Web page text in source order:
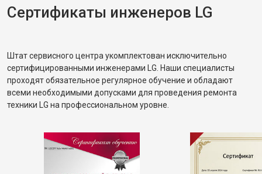
Сертификаты инженеров LG
Штат сервисного центра укомплектован исключительно
сертифицированными инженерами LG. Наши специалисты
проходят обязательное регулярное обучение и обладают
всеми необходимыми допусками для проведения ремонта
техники LG на профессиональном уровне.